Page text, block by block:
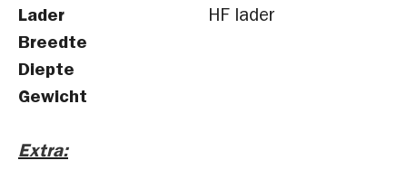
Lader
HF lader
Breedte
Diepte
Gewicht
Extra: